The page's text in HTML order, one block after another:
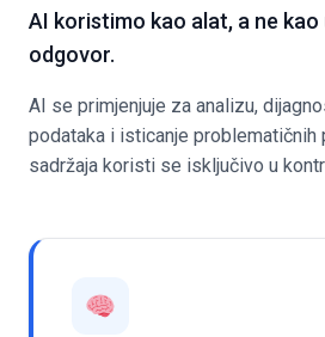
AI koristimo kao alat, a ne
odgovor.
AI se primjenjuje za analizu,
podataka i isticanje problematičnih
sadržaja koristi se isključivo u